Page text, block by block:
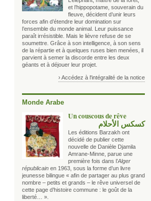
et l’hippopotame, souverain du
fleuve, décident d’unir leurs
forces afin d’étendre leur domination sur
l’ensemble du monde animal. Leur puissance
paraît irrésistible. Mais le lièvre refuse de se
soumettre. Grâce à son intelligence, à son sens
de la répartie et à quelques ruses bien menées, il
parvient à semer la discorde entre les deux
géants et à déjouer leur projet.
› Accédez à l'intégralité de la notice
Monde Arabe
Un couscous de rêve
كسكس الأحلام
Les éditions Barzakh ont
décidé de publier cette
nouvelle de Danièle Djamila
Amrane-Minne, parue une
première fois dans l’Alger
républicain en 1963, sous la forme d’un livre
jeunesse bilingue « afin de partager au plus grand
nombre – petits et grands – le rêve universel de
cette page d’histoire commune : le goût de la
liberté… ».